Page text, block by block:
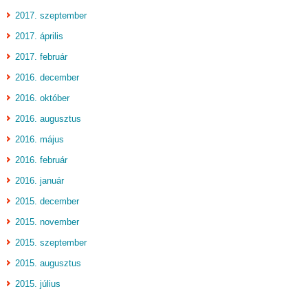
2017. szeptember
2017. április
2017. február
2016. december
2016. október
2016. augusztus
2016. május
2016. február
2016. január
2015. december
2015. november
2015. szeptember
2015. augusztus
2015. július